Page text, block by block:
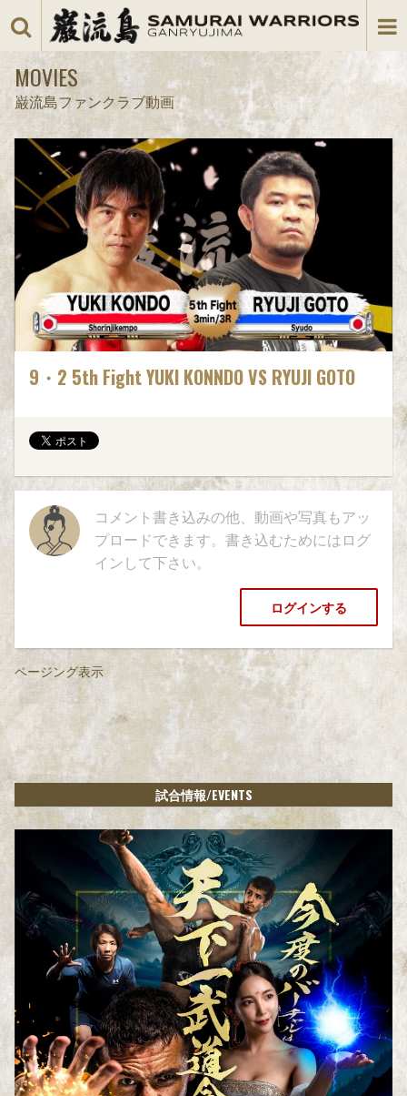
MOVIES
巌流島ファンクラブ動画
9・2 5th Fight YUKI KONNDO VS RYUJI GOTO
コメント書き込みの他、動画や写真もアッ
プロードできます。書き込むためにはログ
インして下さい。
ログインする
ページング表示
試合情報/EVENTS